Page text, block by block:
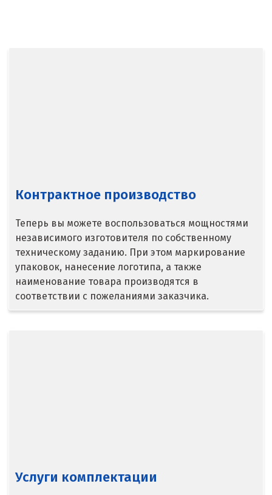
Верхние Серги
Верхний Уфалей
Верхняя Пышма
Верхняя Салда
Воронеж
Контрактное производство
Теперь вы можете воспользоваться мощностями
независимого изготовителя по собственному
техническому заданию. При этом маркирование
упаковок, нанесение логотипа, а также
наименование товара производятся в
соответствии с пожеланиями заказчика.
Услуги комплектации